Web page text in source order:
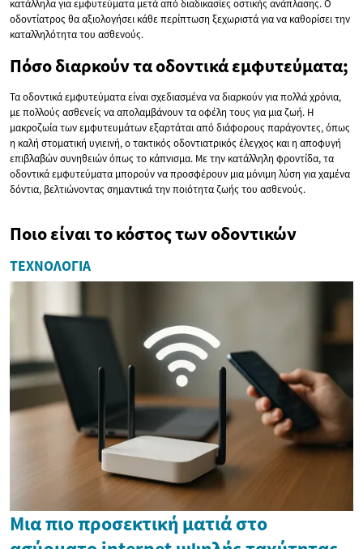
κατάλληλα για εμφυτεύματα μετά από διαδικασίες οστικής ανάπλασης. Ο
οδοντίατρος θα αξιολογήσει κάθε περίπτωση ξεχωριστά για να καθορίσει την
καταλληλότητα του ασθενούς.
Πόσο διαρκούν τα οδοντικά εμφυτεύματα;
Τα οδοντικά εμφυτεύματα είναι σχεδιασμένα να διαρκούν για πολλά χρόνια,
με πολλούς ασθενείς να απολαμβάνουν τα οφέλη τους για μια ζωή. Η
μακροζωία των εμφυτευμάτων εξαρτάται από διάφορους παράγοντες, όπως
η καλή στοματική υγιεινή, ο τακτικός οδοντιατρικός έλεγχος και η αποφυγή
επιβλαβών συνηθειών όπως το κάπνισμα. Με την κατάλληλη φροντίδα, τα
οδοντικά εμφυτεύματα μπορούν να προσφέρουν μια μόνιμη λύση για χαμένα
δόντια, βελτιώνοντας σημαντικά την ποιότητα ζωής του ασθενούς.
Ποιο είναι το κόστος των οδοντικών
ΤΕΧΝΟΛΟΓΊΑ
Μια πιο προσεκτική ματιά στο